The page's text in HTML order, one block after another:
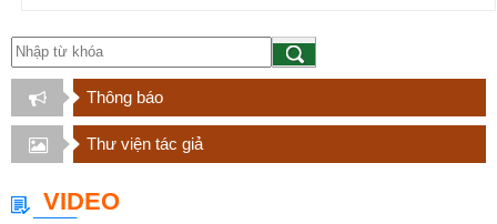
Thông báo
Thư viện tác giả
VIDEO